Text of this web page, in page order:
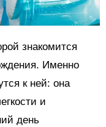
знакомится
Именно
к ней: она
и
день